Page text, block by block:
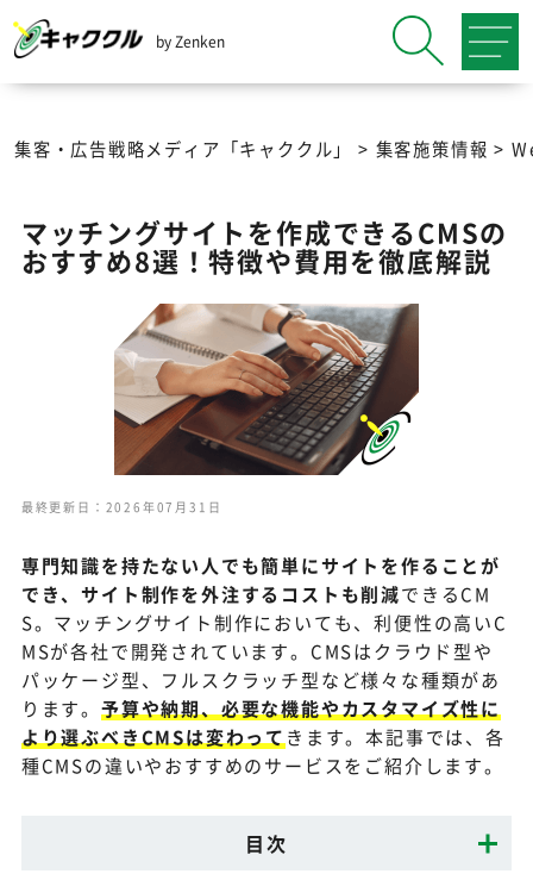
by Zenken
集客・広告戦略メディア「キャククル」 > 集客施策情報 >
マッチングサイトを作成できるCMSの
おすすめ8選！特徴や費用を徹底解説
最終更新日：2026年07月31日
専門知識を持たない人でも簡単にサイトを作ることが
でき、サイト制作を外注するコストも削減できるCM
S。マッチングサイト制作においても、利便性の高いC
MSが各社で開発されています。CMSはクラウド型や
パッケージ型、フルスクラッチ型など様々な種類があ
ります。予算や納期、必要な機能やカスタマイズ性に
より選ぶべきCMSは変わってきます。本記事では、各
種CMSの違いやおすすめのサービスをご紹介します。
目次